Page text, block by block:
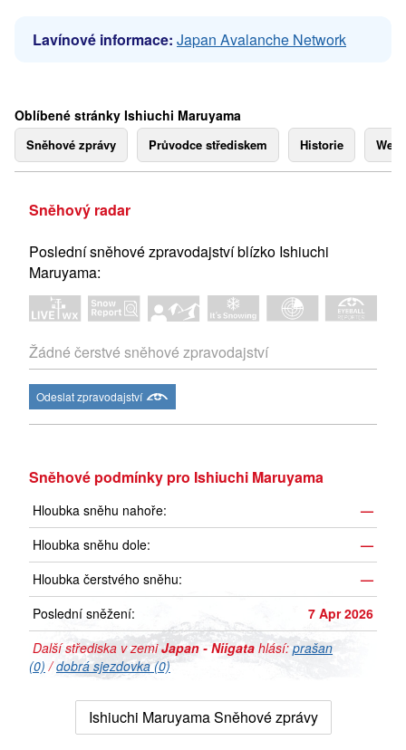
Lavínové informace: Japan Avalanche Network
Oblíbené stránky Ishiuchi Maruyama
Sněhové zprávy Průvodce střediskem Historie
Sněhový radar
Poslední sněhové zpravodajství blízko Ishiuchi
Maruyama:
Žádné čerstvé sněhové zpravodajství
Odeslat zpravodajství
Sněhové podmínky pro Ishiuchi Maruyama
Hloubka sněhu nahoře:
—
Hloubka sněhu dole:
—
Hloubka čerstvého sněhu:
—
Poslední sněžení:
7 Apr 2026
Další střediska v zemiJapan - Niigata hlásí: prašan
(0) /dobrá sjezdovka (0)
Ishiuchi Maruyama Sněhové zprávy